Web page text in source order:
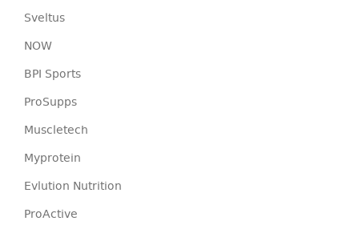
Sveltus
NOW
BPI Sports
ProSupps
Muscletech
Myprotein
Evlution Nutrition
ProActive